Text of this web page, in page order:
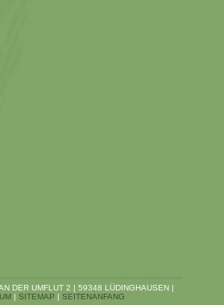
DER UMFLUT 2 | 59348 LÜDINGHAUSEN |
SITEMAP SEITENANFANG